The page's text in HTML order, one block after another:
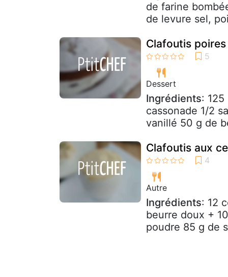
de farine
de levure sel,
Clafoutis
Dessert
Ingrédients:
cassonade 1/2
vanillé 50 g de
Clafoutis aux
Autre
Ingrédients: 12
beurre doux +
poudre 85 g de